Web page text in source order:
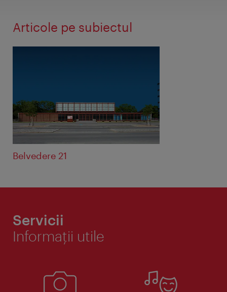
Articole pe subiectul
Belvedere 21
Servicii
Informaţii utile